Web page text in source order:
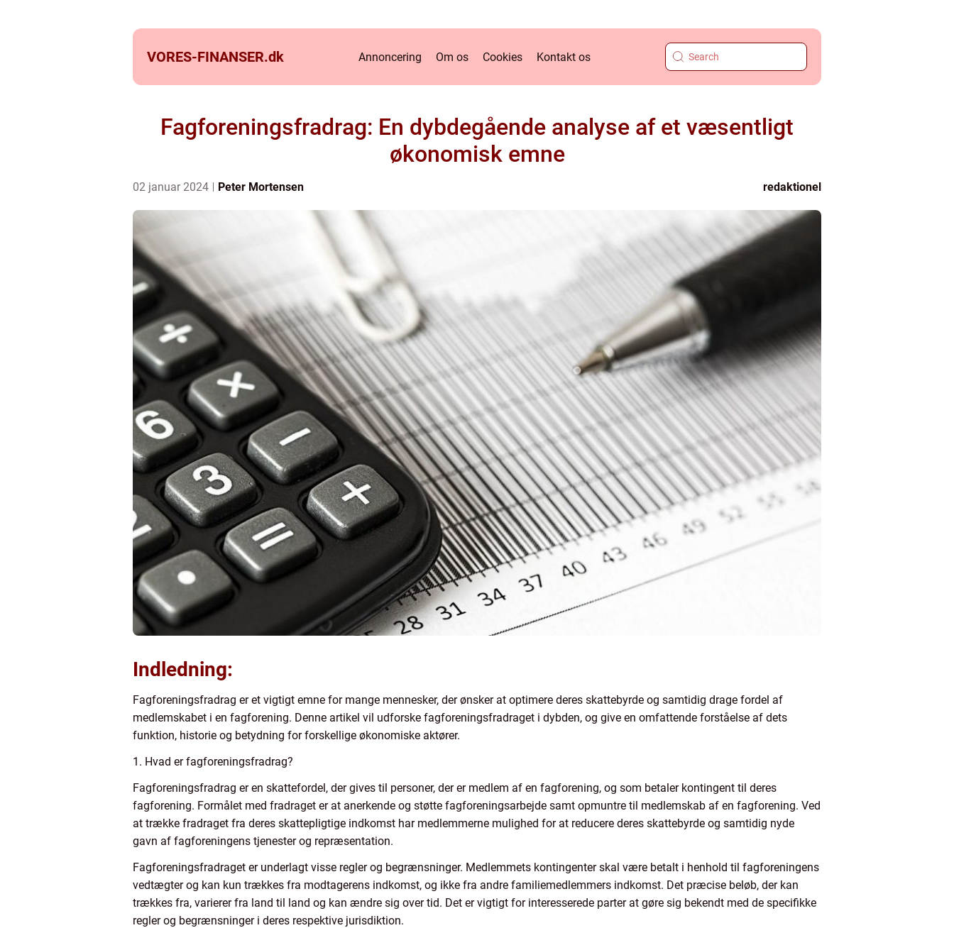
VORES-FINANSER.dk Annoncering Om os Cookies Kontakt os
Fagforeningsfradrag: En dybdegående analyse af et væsentligt
økonomisk emne
02 januar 2024 Peter Mortensen redaktionel
Indledning:
Fagforeningsfradrag er et vigtigt emne for mange mennesker, der ønsker at optimere deres skattebyrde og samtidig drage fordel af
medlemskabet i en fagforening. Denne artikel vil udforske fagforeningsfradraget i dybden, og give en omfattende forståelse af dets
funktion, historie og betydning for forskellige økonomiske aktører.
1. Hvad er fagforeningsfradrag?
Fagforeningsfradrag er en skattefordel, der gives til personer, der er medlem af en fagforening, og som betaler kontingent til deres
fagforening. Formålet med fradraget er at anerkende og støtte fagforeningsarbejde samt opmuntre til medlemskab af en fagforening. Ved
at trække fradraget fra deres skattepligtige indkomst har medlemmerne mulighed for at reducere deres skattebyrde og samtidig nyde
gavn af fagforeningens tjenester og repræsentation.
Fagforeningsfradraget er underlagt visse regler og begrænsninger. Medlemmets kontingenter skal være betalt i henhold til fagforeningens
vedtægter og kan kun trækkes fra modtagerens indkomst, og ikke fra andre familiemedlemmers indkomst. Det præcise beløb, der kan
trækkes fra, varierer fra land til land og kan ændre sig over tid. Det er vigtigt for interesserede parter at gøre sig bekendt med de specifikke
regler og begrænsninger i deres respektive jurisdiktion.